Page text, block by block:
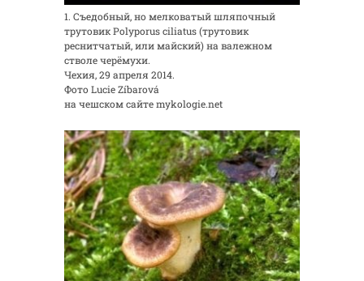
1. Съедобный, но мелковатый шляпочный
трутовик Polyporus ciliatus (трутовик
реснитчатый, или майский) на валежном
стволе черёмухи.
Чехия, 29 апреля 2014.
Фото Lucie Zíbarová
на чешском сайте mykologie.net